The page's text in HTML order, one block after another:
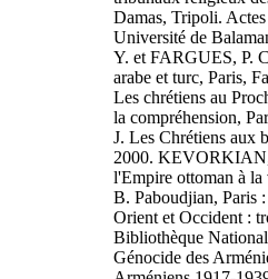
Damas, Tripoli.
Université de
Y. et FARGUES, P.
arabe et turc, Paris,
Les chrétiens au
la compréhension,
J. Les Chrétiens aux
2000.
l'Empire ottoman à la
B. Paboudjian, Paris
Orient et Occident :
Bibliothèque
Génocide des